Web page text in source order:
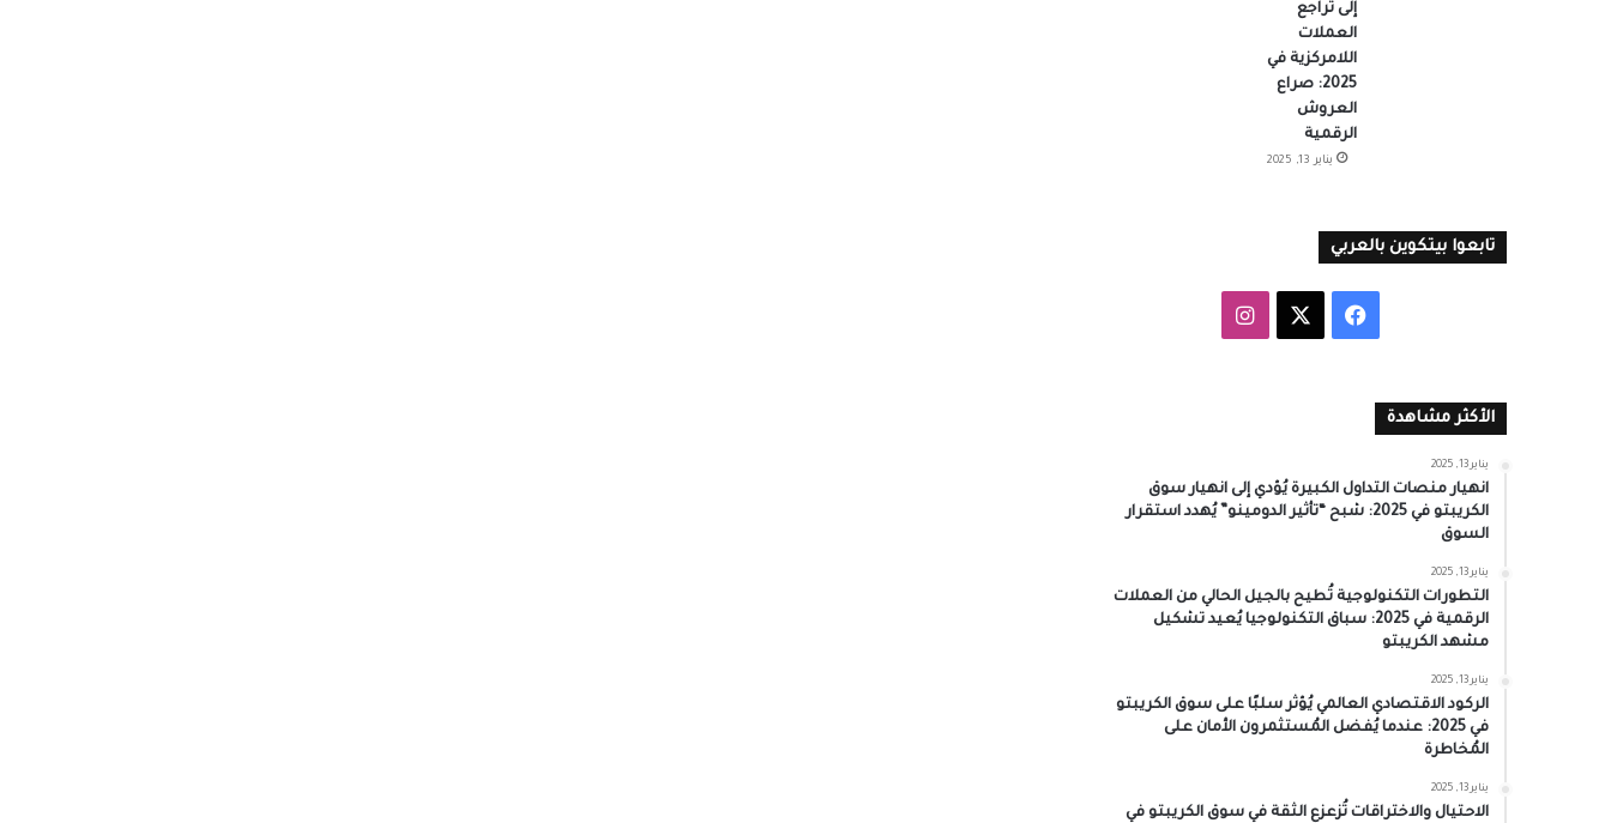
إلى تراجع
العملات
اللامركزية في
2025: صراع
العروش
الرقمية
يناير 13, 2025
تابعوا بيتكوين بالعربي
فيسبوك انستقرام
الأكثر مشاهدة
يناير 13, 2025
انهيار منصات التداول الكبيرة يُؤدي إلى انهيار سوق
الكريبتو في 2025: شبح “تأثير الدومينو” يُهدد استقرار
السوق
يناير 13, 2025
التطورات التكنولوجية تُطيح بالجيل الحالي من العملات
الرقمية في 2025: سباق التكنولوجيا يُعيد تشكيل
مشهد الكريبتو
يناير 13, 2025
الركود الاقتصادي العالمي يُؤثر سلبًا على سوق الكريبتو
في 2025: عندما يُفضل المُستثمرون الأمان على
المُخاطرة
يناير 13, 2025
الاحتيال والاختراقات تُزعزع الثقة في سوق الكريبتو في